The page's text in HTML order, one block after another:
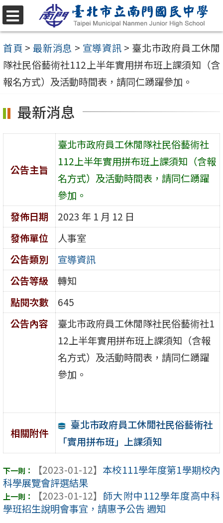
跳
至
主
要
內
區
選
單
首頁 > 最新消息 > 宣導資訊 > 臺北市政府員工休閒
隊社民俗藝術社112上半年實用拼布班上課須知（含
報名方式）及活動時間表，請同仁踴躍參加。
最新消息
公告主旨
臺北市政府員工休閒隊社民俗藝術社
112上半年實用拼布班上課須知（含報
名方式）及活動時間表，請同仁踴躍
參加。
發佈日期
2023 年 1 月 12 日
發佈單位
人事室
公告類別
宣導資訊
公告等級
轉知
點閱次數
645
公告內容
臺北市政府員工休閒隊社民俗藝術社1
12上半年實用拼布班上課須知（含報
名方式）及活動時間表，請同仁踴躍
參加。
相關附件
臺北市政府員工休閒社民俗藝術社
「實用拼布班」上課須知
【2023-01-12】 本校111學年度第1學期校內
科學展覽會評選結果
【2023-01-12】 師大附中112學年度高中科
學班招生說明會事宜，請惠予公告 週知